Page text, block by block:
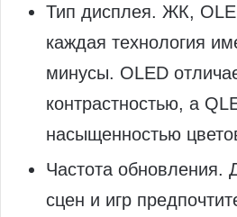
Тип дисплея. ЖК,
каждая технология
минусы. OLED
контрастностью, а
насыщенностью
Частота обновления.
сцен и игр